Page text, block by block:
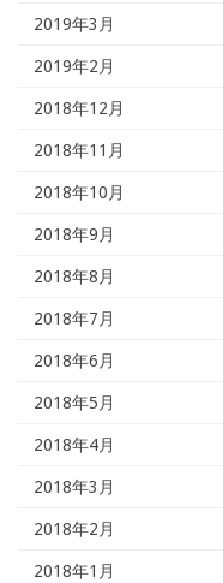
2019年3月
2019年2月
2018年12月
2018年11月
2018年10月
2018年9月
2018年8月
2018年7月
2018年6月
2018年5月
2018年4月
2018年3月
2018年2月
2018年1月